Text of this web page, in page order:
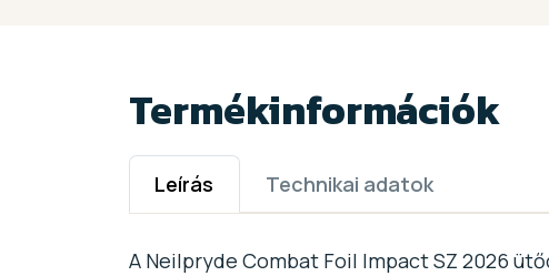
Termékinformációk
Leírás Technikai adatok
A Neilpryde Combat Foil Impact SZ 2026